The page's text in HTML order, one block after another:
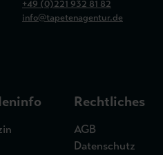
+49 (0)221 932 81 82
info@tapetenagentur.de
Rechtliches
AGB
Datenschutz